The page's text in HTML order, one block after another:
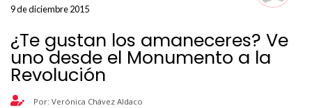
9 de diciembre 2015
¿Te gustan los amaneceres? Ve
uno desde el Monumento a la
Revolución
Por: Verónica Chávez Aldaco